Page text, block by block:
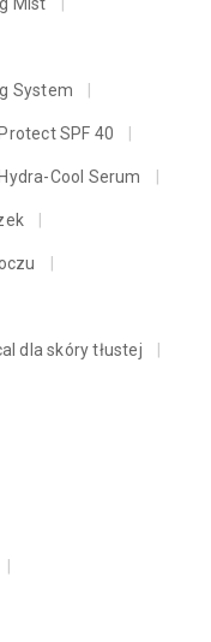
System
SPF 40
Hydra-Cool Serum
dla skóry tłustej